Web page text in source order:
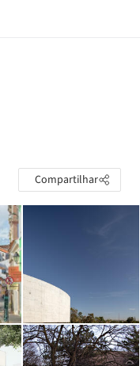
Compartilhar